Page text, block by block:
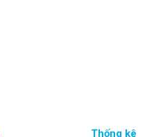
Thống kê